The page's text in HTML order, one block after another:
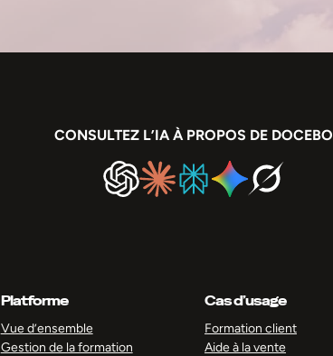
CONSULTEZ L’IA À PROPOS DE DOCEBO
Platforme
Vue d’ensemble
Gestion de la formation
Cas d’usage
Formation client
Aide à la vente